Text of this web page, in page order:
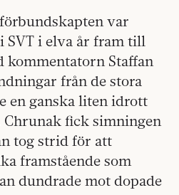
var
SVT i elva år fram till
kommentatorn Staffan
från de stora
en ganska liten idrott
fick simningen
tog strid för att
framstående som
dundrade mot dopade